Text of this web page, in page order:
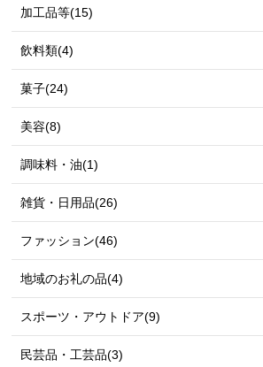
加工品等(15)
飲料類(4)
菓子(24)
美容(8)
調味料・油(1)
雑貨・日用品(26)
ファッション(46)
地域のお礼の品(4)
スポーツ・アウトドア(9)
民芸品・工芸品(3)